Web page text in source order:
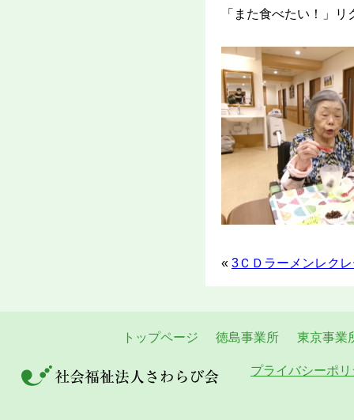
「また食べたい！」
« 3ＣＤラーメンレク
トップページ 徳島事業所 東京事業
プライバシーポ